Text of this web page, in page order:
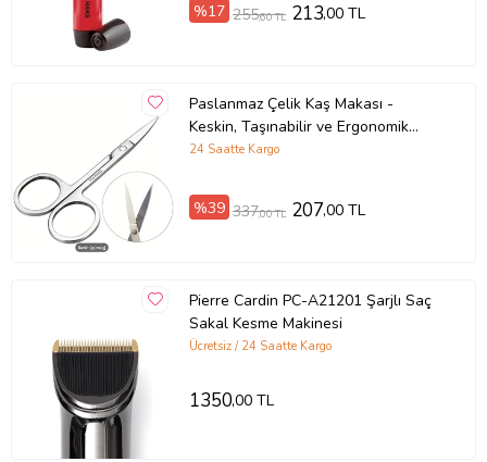
%17 255,60 TL 213,00 TL
Paslanmaz Çelik Kaş Makası -
Keskin, Taşınabilir ve Ergonomik
Erkekler ve Kadınlar İçin burun-kulak
24 Saatte Kargo
%39 337,00 TL 207,00 TL
Pierre Cardin PC-A21201 Şarjlı Saç
Sakal Kesme Makinesi
Ücretsiz / 24 Saatte Kargo
1350,00 TL